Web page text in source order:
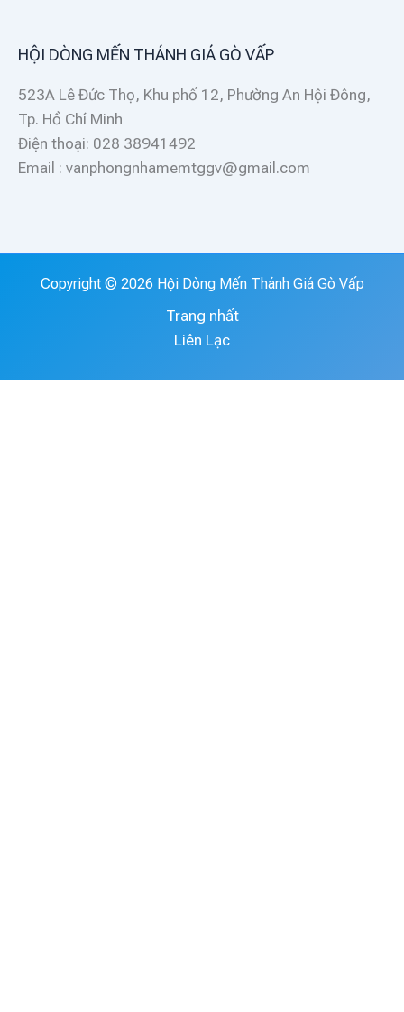
HỘI DÒNG MẾN THÁNH GIÁ GÒ VẤP
523A Lê Đức Thọ, Khu phố 12, Phường An Hội Đông,
Tp. Hồ Chí Minh
Điện thoại: 028 38941492
Email : vanphongnhamemtggv@gmail.com
Copyright © 2026 Hội Dòng Mến Thánh Giá Gò Vấp
Trang nhất
Liên Lạc